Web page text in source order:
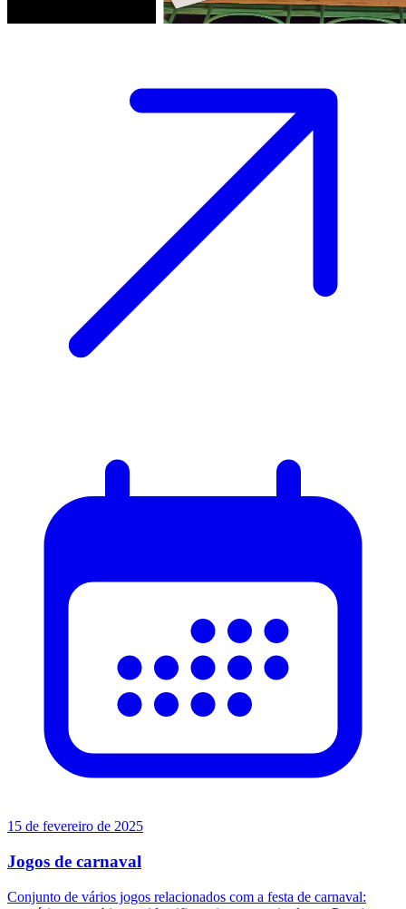
15 de fevereiro de 2025
Jogos de carnaval
Conjunto de vários jogos relacionados com a festa de carnaval: